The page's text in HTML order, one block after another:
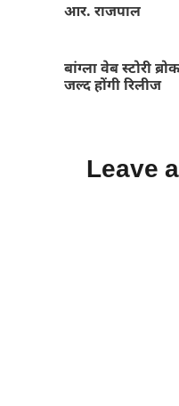
आर. राजपाल
बांग्ला वेब स्टोरी
जल्द होंगी रिलीज
Leave